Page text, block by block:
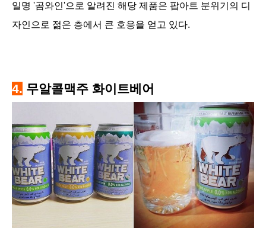
일명 '곰와인'으로 알려진 해당 제품은 팝아트 분위기의 디
자인으로 젊은 층에서 큰 호응을 얻고 있다.
4. 무알콜맥주 화이트베어